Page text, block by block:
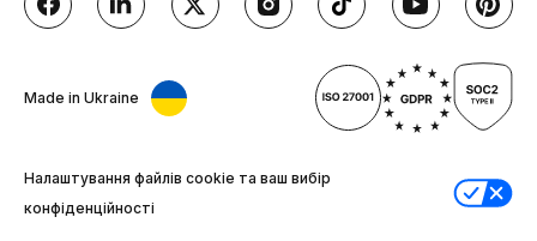
Made in Ukraine
Налаштування файлів cookie та ваш вибір
конфіденційності